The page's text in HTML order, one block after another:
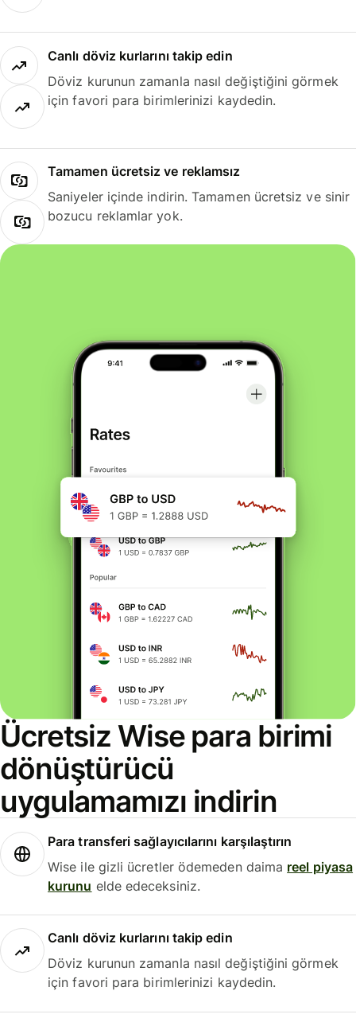
Canlı döviz kurlarını takip edin
Döviz kurunun zamanla nasıl değiştiğini görmek
için favori para birimlerinizi kaydedin.
Tamamen ücretsiz ve reklamsız
Saniyeler içinde indirin. Tamamen ücretsiz ve sinir
bozucu reklamlar yok.
Ücretsiz Wise para birimi
dönüştürücü
uygulamamızı indirin
Para transferi sağlayıcılarını karşılaştırın
Wise ile gizli ücretler ödemeden daima reel piyasa
kurunu elde edeceksiniz.
Canlı döviz kurlarını takip edin
Döviz kurunun zamanla nasıl değiştiğini görmek
için favori para birimlerinizi kaydedin.